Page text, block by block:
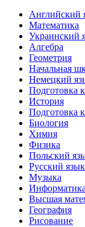
Английский
Математика
Украинский
Алгебра
Геометрия
Начальная
Немецкий
Подготовка
История
Подготовка
Биология
Химия
Физика
Польский
Русский язык
Музыка
Информатика
Высшая
География
Рисование